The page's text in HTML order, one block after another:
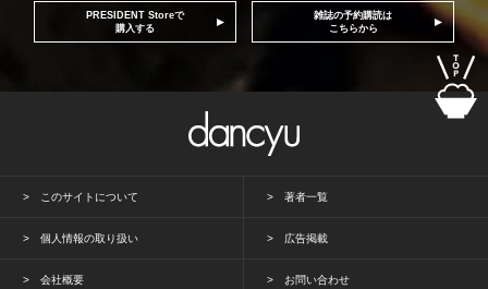
PRESIDENT Storeで
購入する
雑誌の予約購読は
こちらから
このサイトについて 著者一覧
個人情報の取り扱い 広告掲載
会社概要 お問い合わせ